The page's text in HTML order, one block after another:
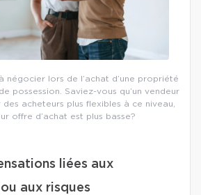
négocier lors de l’achat d’une propriété
possession. Saviez-vous qu’un vendeur
acheteurs plus flexibles à ce niveau,
offre d’achat est plus basse?
liées aux
aux risques